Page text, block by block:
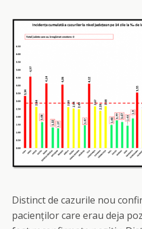
Distinct de cazurile nou
pacienților care erau deja